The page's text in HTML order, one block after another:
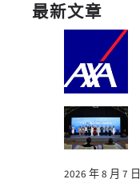
最新文章
2026 年 8 月 7 日